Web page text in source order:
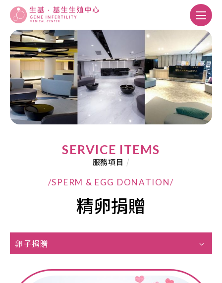
SERVICE ITEMS
服務項目 /
/SPERM & EGG DONATION/
精卵捐贈
卵子捐贈